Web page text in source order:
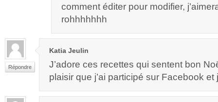
comment éditer pour modifier,
rohhhhhhh
Répondre
Katia Jeulin
J’adore ces recettes qui sentent bon
plaisir que j’ai participé sur Facebook